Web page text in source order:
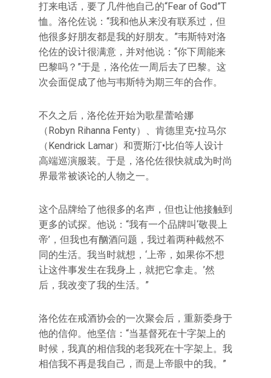
打来电话，要了几件他自己的“Fear of God”T
恤。洛伦佐说：“我和他从来没有联系过，但
他很多好朋友都是我的好朋友。”韦斯特对洛
伦佐的设计很满意，并对他说：“你下周能来
巴黎吗？”于是，洛伦佐一周后去了巴黎。这
次会面促成了他与韦斯特为期三年的合作。
不久之后，洛伦佐开始为歌星蕾哈娜
（Robyn Rihanna Fenty）、肯德里克•拉马尔
（Kendrick Lamar）和贾斯汀•比伯等人设计
高端巡演服装。于是，洛伦佐很快就成为时尚
界最常被谈论的人物之一。
这个品牌给了他很多的名声，但也让他接触到
更多的试探。他说：“我有一个品牌叫‘敬畏上
帝’，但我也有酗酒问题，我过着两种截然不
同的生活。我当时就想，‘上帝，如果你不想
让这件事发生在我身上，就把它拿走。’然
后，我改变了我的生活。”
洛伦佐在戒酒协会的一次聚会后，重新委身于
他的信仰。他坚信：“当基督死在十字架上的
时候，我真的相信我的老我死在十字架上。我
相信我不再是我自己，而是上帝眼中的我。”